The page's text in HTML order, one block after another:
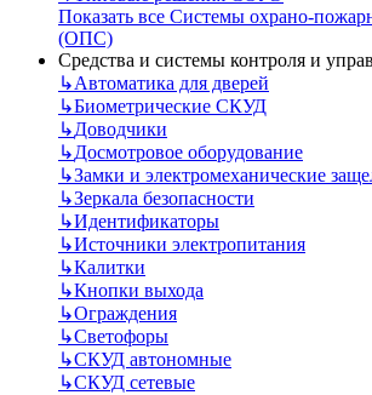
Показать все Системы охрано-
(ОПС)
Средства и системы контроля и
↳Автоматика для дверей
↳Биометрические СКУД
↳Доводчики
↳Досмотровое оборудование
↳Замки и электромеханические
↳Зеркала безопасности
↳Идентификаторы
↳Источники электропитания
↳Калитки
↳Кнопки выхода
↳Ограждения
↳Светофоры
↳СКУД автономные
↳СКУД сетевые